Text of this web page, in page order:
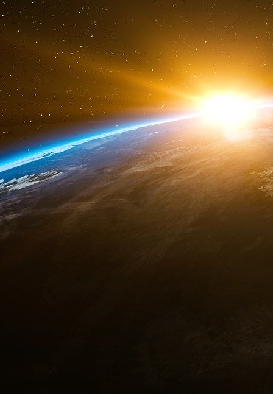
service des enquêtes criminelles de l’IRS
La cellule opérationnelle « El Dorado » de
avec le concours de l’IRS-CI de Miami.
Le procureur fédéral adjoint Robert J.
l’accusation Connor Mullin et Jil Simon, de
sont chargés des poursuites dans cette
Paster est chargé de la confiscation des
ministère de la Justice, ainsi que le
médiateur, ont apporté leur aide.
Un acte d’accusation ne constitue qu’une
innocents jusqu’à ce que leur culpabilité ait
devant un tribunal.
Les documents judiciaires et informations